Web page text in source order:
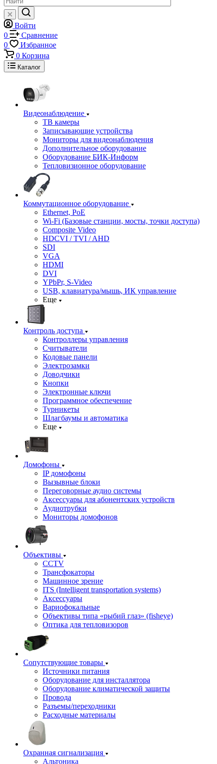
Войти
0
Сравнение
0
Избранное
0 Корзина
Каталог
Видеонаблюдение
ТВ камеры
Записывающие устройства
Мониторы для видеонаблюдения
Дополнительное оборудование
Оборудование БИК-Информ
Тепловизионное оборудование
Коммутационное оборудование
Ethernet, PoE
Wi-Fi (Базовые станции, мосты, точки доступа)
Composite Video
HDCVI / TVI / AHD
SDI
VGA
HDMI
DVI
YPbPr, S-Video
USB, клавиатура/мышь, ИК управление
Еще
Контроль доступа
Контроллеры управления
Считыватели
Кодовые панели
Электрозамки
Доводчики
Кнопки
Электронные ключи
Программное обеспечение
Турникеты
Шлагбаумы и автоматика
Еще
Домофоны
IP домофоны
Вызывные блоки
Переговорные аудио системы
Аксессуары для абонентских устройств
Аудиотрубки
Мониторы домофонов
Объективы
CCTV
Трансфокаторы
Машинное зрение
ITS (Intelligent transportation systems)
Аксессуары
Вариофокальные
Объективы типа «рыбий глаз» (fisheye)
Оптика для тепловизоров
Сопутствующие товары
Источники питания
Оборудование для инсталлятора
Оборудование климатической защиты
Провода
Разъемы/переходники
Расходные материалы
Охранная сигнализация
Альтоника